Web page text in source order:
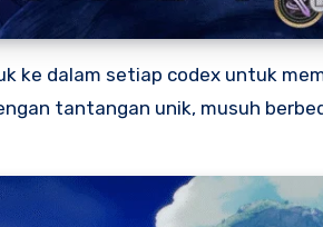
ke dalam setiap codex untuk
tantangan unik, musuh